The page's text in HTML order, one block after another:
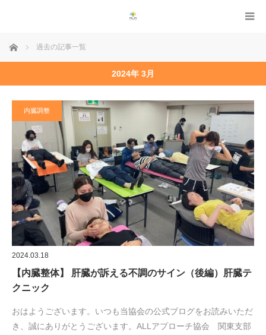
ホーム 過去の記事一覧
2024年 3月
内臓調整
2024.03.18
【内臓整体】 肝臓が訴える不調のサイン（後編）肝臓テ
クニック
おはようございます。いつも当協会の公式ブログをお読みいただ
き、誠にありがとうございます。ALLアプローチ協会 関東支部